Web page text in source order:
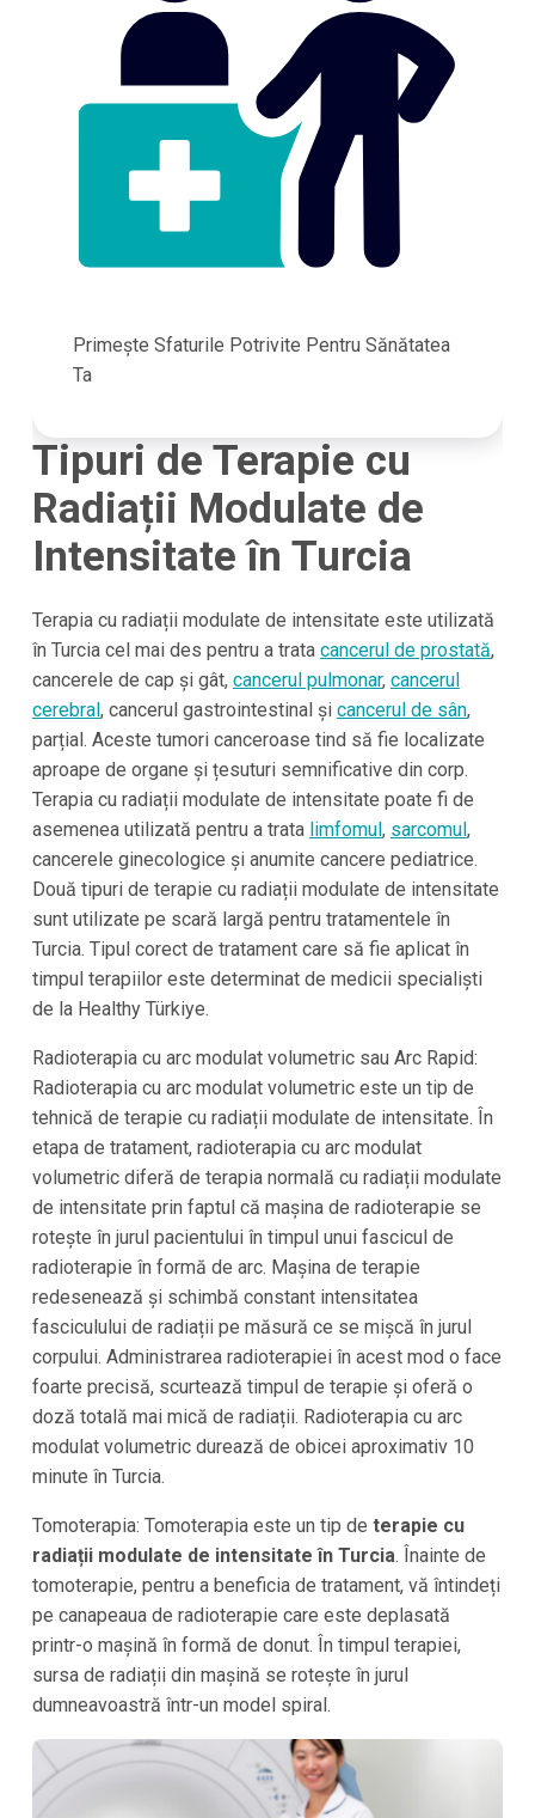
Primește Sfaturile Potrivite Pentru Sănătatea
Ta
Tipuri de Terapie cu
Radiații Modulate de
Intensitate în Turcia
Terapia cu radiații modulate de intensitate este utilizată
în Turciacel mai des pentru a trata cancerul de prostată,
cancerele de cap și gât, cancerul pulmonar, cancerul
cerebral , cancerul gastrointestinal și cancerul de sân,
parțial. Aceste tumori canceroase tind să fie localizate
aproape de organe și țesuturi semnificative din corp.
Terapia cu radiații modulate de intensitate poate fi de
asemenea utilizată pentru a trata limfomul , sarcomul ,
cancerele ginecologice și anumite cancere pediatrice.
Două tipuri de terapie cu radiații modulate de intensitate
sunt utilizate pe scară largă pentru tratamentele în
Turcia. Tipul corect de tratament care să fie aplicat în
timpul terapiilor este determinat de medicii specialiști
de la Healthy Türkiye.
Radioterapia cu arc modulat volumetric sau Arc Rapid:
Radioterapia cu arc modulat volumetric este un tip de
tehnică de terapie cu radiații modulate de intensitate. În
etapa de tratament, radioterapia cu arc modulat
volumetric diferă de terapia normală cu radiații modulate
de intensitate prin faptul că mașina de radioterapie se
rotește în jurul pacientului în timpul unui fascicul de
radioterapie în formă de arc. Mașina de terapie
redesenează și schimbă constant intensitatea
fasciculului de radiații pe măsură ce se mișcă în jurul
corpului. Administrarea radioterapiei în acest mod o face
foarte precisă, scurtează timpul de terapie și oferă o
doză totală mai mică de radiații. Radioterapia cu arc
modulat volumetric durează de obicei aproximativ 10
minute în Turcia.
Tomoterapia: Tomoterapia este un tip de terapie cu
radiații modulate de intensitate în Turcia. Înainte de
tomoterapie, pentru a beneficia de tratament, vă întindeți
pe canapeaua de radioterapie care este deplasată
printr-o mașină în formă de donut. În timpul terapiei,
sursa de radiații din mașină se rotește în jurul
dumneavoastră într-un model spiral.